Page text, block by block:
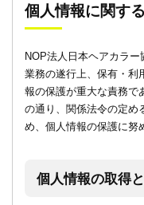
個人情報に関す
NOP法人日本ヘアカラー
業務の遂行上、保有・利
報の保護が重大な責務で
の通り、関係法令の定め
め、個人情報の保護に努
個人情報の取得